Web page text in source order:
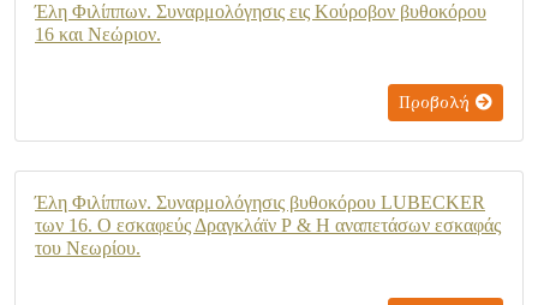
Έλη Φιλίππων. Συναρμολόγησις εις Κούροβον βυθοκόρου
16 και Νεώριον.
Προβολή
Έλη Φιλίππων. Συναρμολόγησις βυθοκόρου LUBECKER
των 16. Ο εσκαφεύς Δραγκλάϊν Ρ & Η αναπετάσων εσκαφάς
του Νεωρίου.